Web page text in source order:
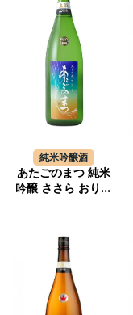
純米吟醸酒
あたごのまつ 純米
吟醸 ささら おりが